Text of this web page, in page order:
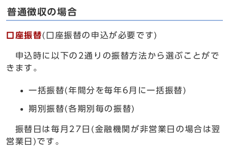
普通徴収の場合
口座振替(口座振替の申込が必要です)
申込時に以下の2通りの振替方法から選ぶことがで
きます。
一括振替(年間分を毎年6月に一括振替)
期別振替(各期別毎の振替)
振替日は毎月27日(金融機関が非営業日の場合は翌
営業日)です。